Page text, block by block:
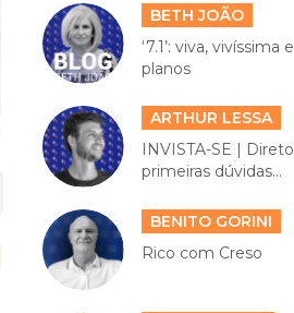
BETH JOÃO
‘7.1’: viva, vivíssima
planos
ARTHUR LESSA
INVISTA-SE |
primeiras dúvidas...
BENITO GORINI
Rico com Creso